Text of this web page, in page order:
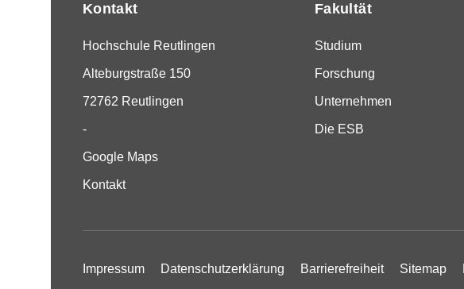
Kontakt
Hochschule Reutlingen
Alteburgstraße 150
72762 Reutlingen
-
Google Maps
Kontakt
Fakultät
Studium
Forschung
Unternehmen
Die ESB
Impressum Datenschutzerklärung Barrierefreiheit Sitemap